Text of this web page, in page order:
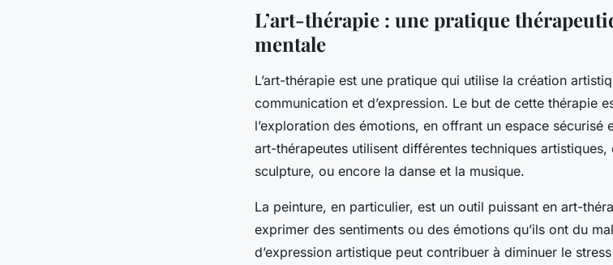
L’art-thérapie : une pratique
mentale
L’art-thérapie est une pratique qui utilise la création
communication et d’expression. Le but de cette thérapie
l’exploration des émotions, en offrant un espace
art-thérapeutes utilisent différentes techniques
sculpture, ou encore la danse et la musique.
La peinture, en particulier, est un outil puissant en art-
exprimer des sentiments ou des émotions qu’ils ont du
d’expression artistique peut contribuer à diminuer le